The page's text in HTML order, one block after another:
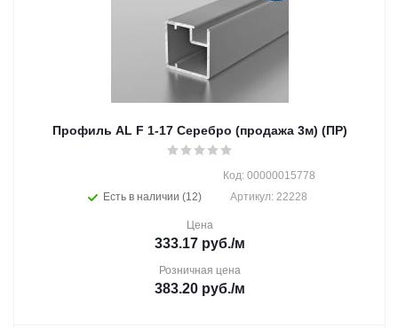
Профиль AL F 1-17 Серебро (продажа 3м) (ПР)
Есть в наличии (12)
Код: 00000015778
Артикул: 22228
Цена
333.17 руб./м
Розничная цена
383.20 руб./м